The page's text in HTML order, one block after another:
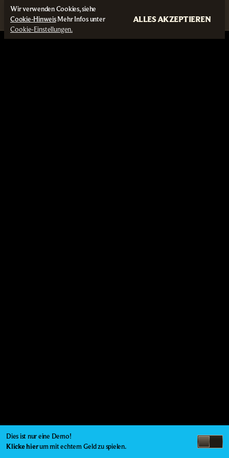
Dies ist nur eine Demo!
Klicke hierum mit echtem Geld zu spielen.
Wir verwenden Cookies, siehe
Cookie-HinweisMehr Infos unter
Cookie-Einstellungen.
ALLES AKZEPTIEREN